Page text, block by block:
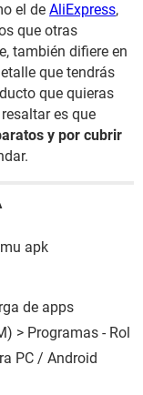
el de AliExpress,
que otras
también difiere en
que tendrás
que quieras
es que
y por cubrir
apk
de apps
> Programas - Rol
PC / Android